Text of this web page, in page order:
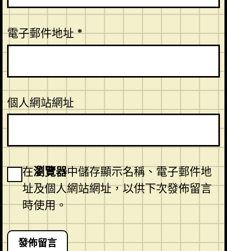
電子郵件地址*
個人網站網址
在瀏覽器中儲存顯示名稱、電子郵件地
址及個人網站網址，以供下次發佈留言
時使用。